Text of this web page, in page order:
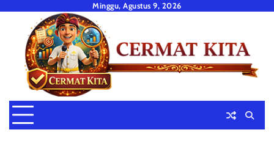
content
Minggu, Agustus 9, 2026